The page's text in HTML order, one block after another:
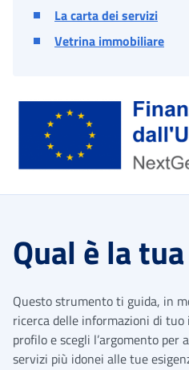
La carta dei servizi
Vetrina immobiliare
Qual è la
Questo strumento ti guida, in
ricerca delle informazioni di
profilo e scegli l’argomento per
servizi più idonei alle tue